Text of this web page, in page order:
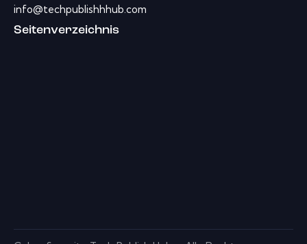
info@techpublishhhub.com
Seitenverzeichnis